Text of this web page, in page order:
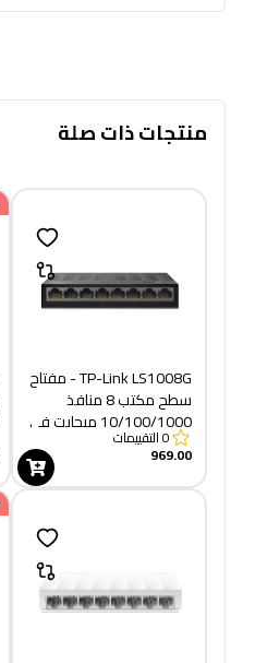
منتجات ذات صلة
TP-Link LS1008G - مفتاح
سطح مكتب 8 منافذ
10/100/1000 ميجابت في
الثانية
0التقييمات
969.00